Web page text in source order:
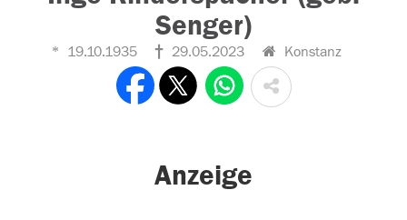
Senger)
19.10.1935 29.05.2023 Konstanz
Anzeige